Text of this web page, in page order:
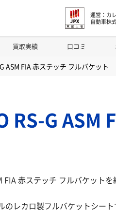
運営：カ
自動車株
買取実績 口コミ
ASM FIA 赤ステッチ フルバケット
RS-G ASM
FIA 赤ステッチ フルバケットを
のレカロ製フルバケットシート